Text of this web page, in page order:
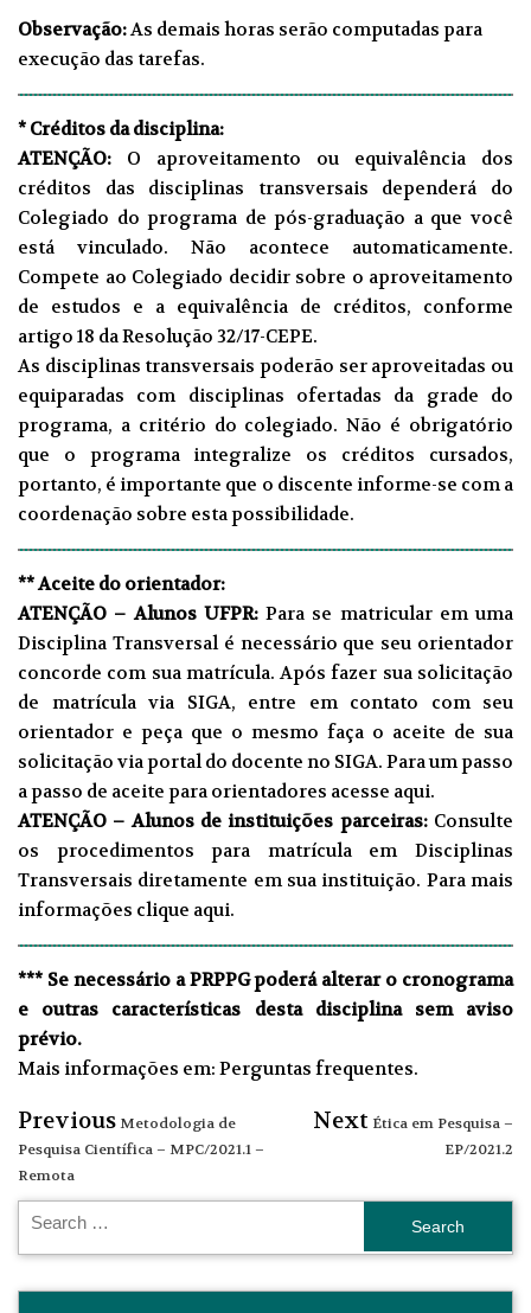
Observação:As demais horas serão computadas para
execução das tarefas.
* Créditos da disciplina:
ATENÇÃO: O aproveitamento ou equivalência dos
créditos das disciplinas transversais dependerá do
Colegiado do programa de pós-graduação a que você
está vinculado. Não acontece automaticamente.
Compete ao Colegiado decidir sobre o aproveitamento
de estudos e a equivalência de créditos, conforme
artigo 18 daResolução 32/17-CEPE.
As disciplinas transversais poderão ser aproveitadas ou
equiparadas com disciplinas ofertadas da grade do
programa, a critério do colegiado. Não é obrigatório
que o programa integralize os créditos cursados,
portanto, é importante que o discente informe-se com a
coordenação sobre esta possibilidade.
** Aceite do orientador:
ATENÇÃO – Alunos UFPR:Para se matricular em uma
Disciplina Transversal é necessário que seu orientador
concorde com sua matrícula. Após fazer sua solicitação
de matrícula via SIGA, entre em contato com seu
orientador e peça que o mesmo faça o aceite de sua
solicitação via portal do docente no SIGA. Para um passo
a passo de aceite para orientadores acesse aqui.
ATENÇÃO – Alunos de instituições parceiras: Consulte
os procedimentos para matrícula em Disciplinas
Transversais diretamente em sua instituição. Para mais
informações clique aqui.
*** Se necessário a PRPPG poderá alterar o cronograma
e outras características desta disciplina sem aviso
prévio.
Mais informações em: Perguntas frequentes.
PreviousMetodologia de
Pesquisa Científica – MPC/2021.1 –
Remota
Next Ética em Pesquisa –
EP/2021.2